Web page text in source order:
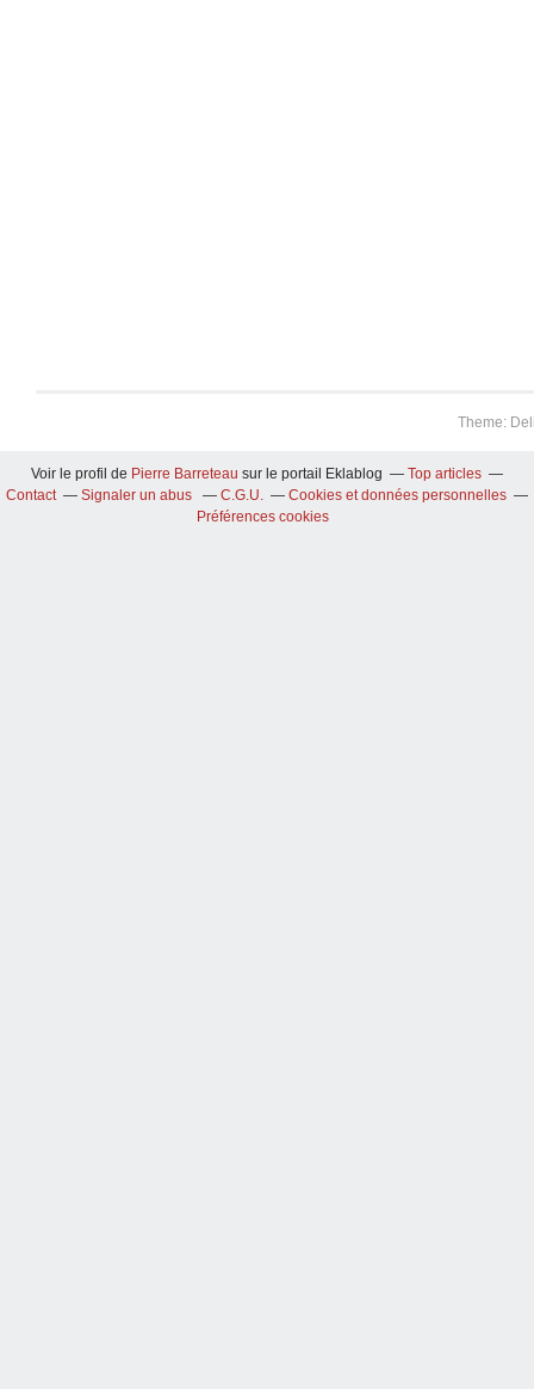
Theme:
Voir le profil de Pierre Barreteau sur le portail Eklablog
Top articles
Contact
Signaler un abus C.G.U.
Cookies et données personnelles
Préférences cookies